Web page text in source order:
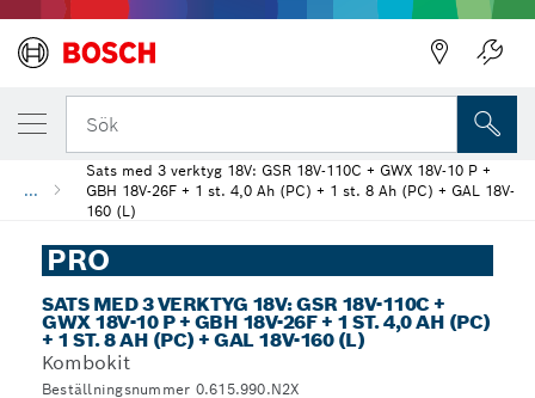
Sök
...
Sats med 3 verktyg 18V: GSR 18V-110C + GWX 18V-10 P +
GBH 18V-26F + 1 st. 4,0 Ah (PC) + 1 st. 8 Ah (PC) + GAL 18V-
160 (L)
PRO
SATS MED 3 VERKTYG 18V: GSR 18V-110C +
GWX 18V-10 P + GBH 18V-26F + 1 ST. 4,0 AH (PC)
+ 1 ST. 8 AH (PC) + GAL 18V-160 (L)
Kombokit
Beställningsnummer 0.615.990.N2X